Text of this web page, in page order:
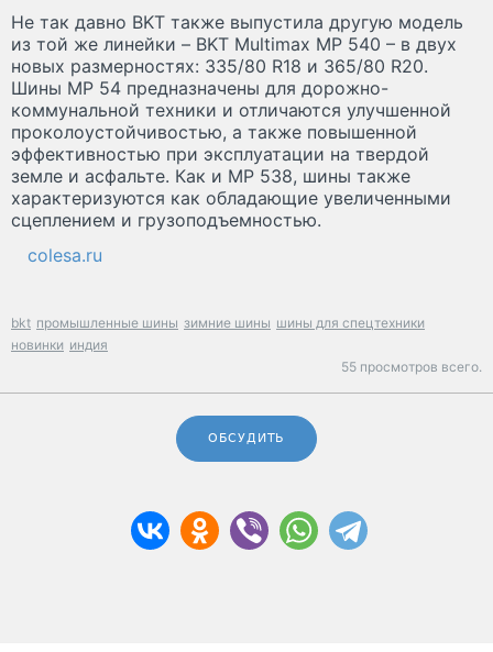
Не так давно BKT также выпустила другую модель
из той же линейки – BKT Multimax MP 540 – в двух
новых размерностях: 335/80 R18 и 365/80 R20.
Шины MP 54 предназначены для дорожно-
коммунальной техники и отличаются улучшенной
проколоустойчивостью, а также повышенной
эффективностью при эксплуатации на твердой
земле и асфальте. Как и MP 538, шины также
характеризуются как обладающие увеличенными
сцеплением и грузоподъемностью.
colesa.ru
bkt промышленные шины зимние шины шины для спецтехники
новинки индия
55 просмотров всего.
ОБСУДИТЬ